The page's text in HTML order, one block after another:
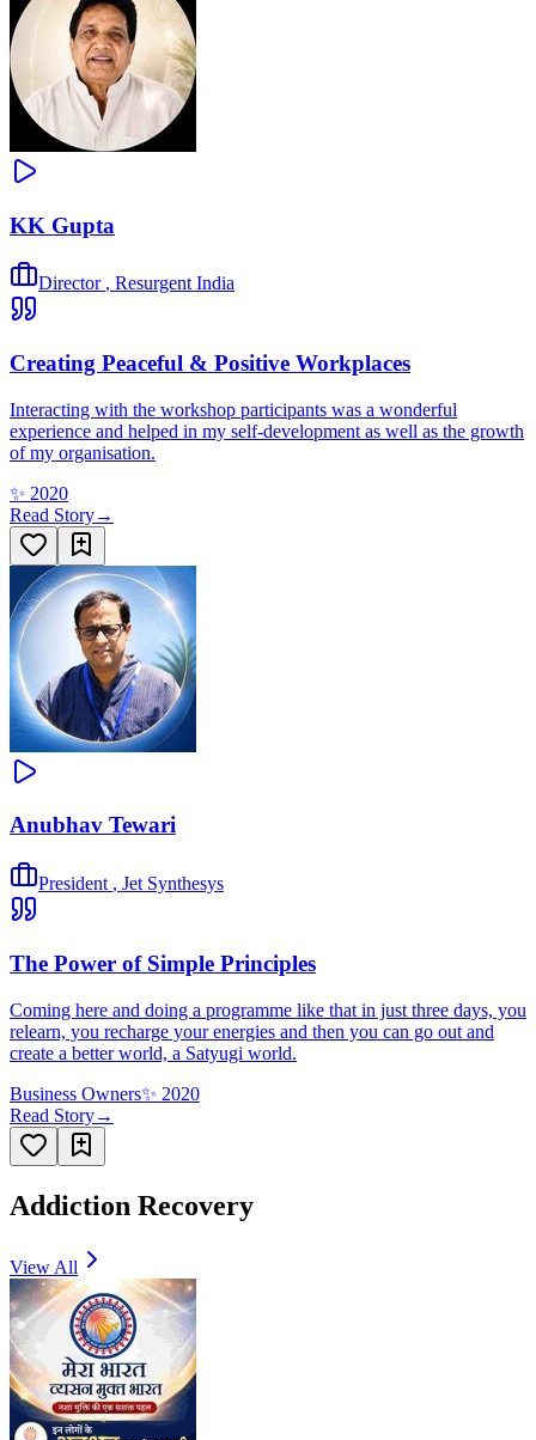
KK Gupta
Director , Resurgent India
Creating Peaceful & Positive Workplaces
Interacting with the workshop participants was a wonderful
experience and helped in my self-development as well as the growth
of my organisation.
✨ 2020
Read Story→
Anubhav Tewari
President , Jet Synthesys
The Power of Simple Principles
Coming here and doing a programme like that in just three days, you
relearn, you recharge your energies and then you can go out and
create a better world, a Satyugi world.
Business Owners✨ 2020
Read Story→
Addiction Recovery
View All